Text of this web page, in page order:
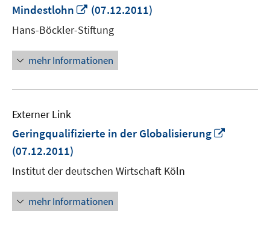
Mindestlohn
In
neuem
Fenster
öffnen
(07.12.2011)
Hans-Böckler-Stiftung
mehr Informationen
Externer Link
Geringqualifizierte in der Globalisierung
(07.12.2011)
Institut der deutschen Wirtschaft Köln
mehr Informationen